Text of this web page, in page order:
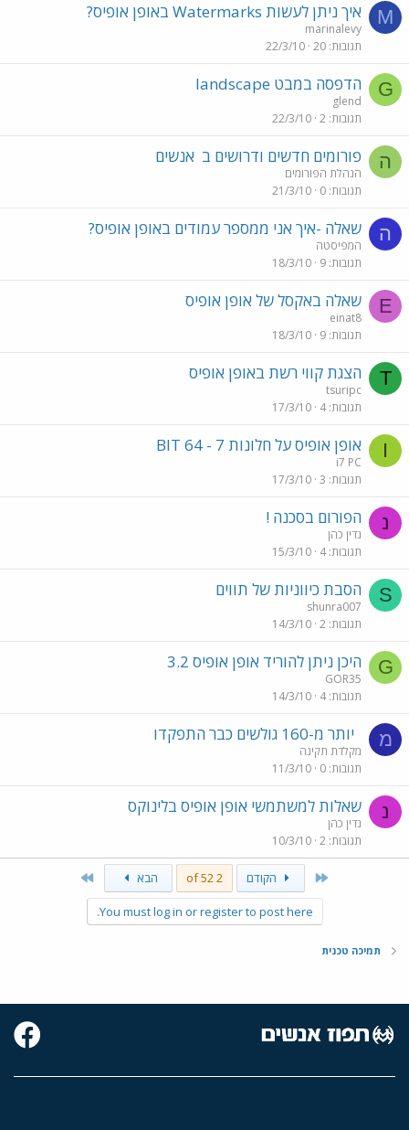
M איך ניתן לעשות Watermarks באופן אופיס?
marinalevy
תגובות 20
22/3/10
G הדפסה במבט landscape
glend
תגובות 2
22/3/10
ה פורומים חדשים ודרושים ב אנשים
הנהלת הפורומים
תגובות 0
21/3/10
ה שאלה -איך אני ממספר עמודים באופן אופיס?
המפיסטה
תגובות 9
18/3/10
E שאלה באקסל של אופן אופיס
einat8
תגובות 9
18/3/10
T הצגת קווי רשת באופן אופיס
tsuripc
תגובות 4
17/3/10
I אופן אופיס על חלונות 7 - 64 BIT
i7 PC
תגובות 3
17/3/10
נ הפורום בסכנה !
נדין כהן
תגובות 4
15/3/10
S הסבת כיווניות של תווים
shunra007
תגובות 2
14/3/10
G היכן ניתן להוריד אופן אופיס 3.2
GOR35
תגובות 4
14/3/10
מ יותר מ-160 גולשים כבר התפקדו
מקלדת תקינה
תגובות 0
11/3/10
נ שאלות למשתמשי אופן אופיס בלינוקס
נדין כהן
תגובות 2
10/3/10
הקודם 2 of 52 הבא
You must log in or register to post here.
תמיכה טכנית